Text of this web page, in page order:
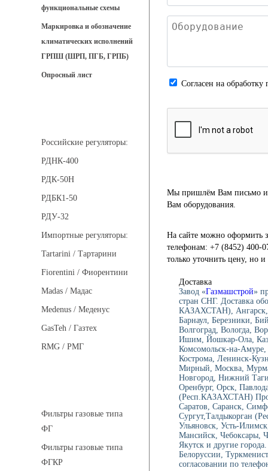
функциональные схемы
Маркировка и обозначение
климатических исполнений
ГРПШ (ШРП, ПГБ, ГРПБ)
Опросный лист
Российские регуляторы:
РДНК-400
РДК-50Н
РДБК1-50
РДУ-32
Импортные регуляторы:
Tartarini / Тартарини
Fiorentini / Фиорентини
Madas / Мадас
Medenus / Меденус
GasTeh / Газтех
RMG / РМГ
Фильтры газовые типа
ФГ
Фильтры газовые типа
ФГКР
Cогласен на
Мы пришлём Вам письмо и
Вам оборудования.
На сайте можно оформить
телефонам: +7 (8452) 400-
только уточнить цену, но
Доставка
Завод «Газмашстрой»
стран СНГ. Доставка
КАЗАХСТАН), Ангарск,
Барнаул, Березники,
Волгоград, Вологда,
Ишим, Йошкар-Ола,
Комсомольск-на-
Кострома, Ленинск-
Мирный, Москва,
Новгород, Нижний
Оренбург, Орск,
(Респ.КАЗАХСТАН)
Саратов, Саранск,
Сургут,Талдыкорган
Ульяновск, Усть-
Мансийск, Чебоксары,
Якутск и другие
Белоруссии,
согласовании по